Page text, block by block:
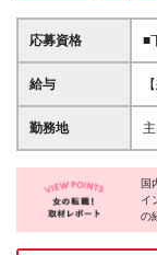
応募資格
■
知識
給与
代理
勤務地
国
イ
の
進
る